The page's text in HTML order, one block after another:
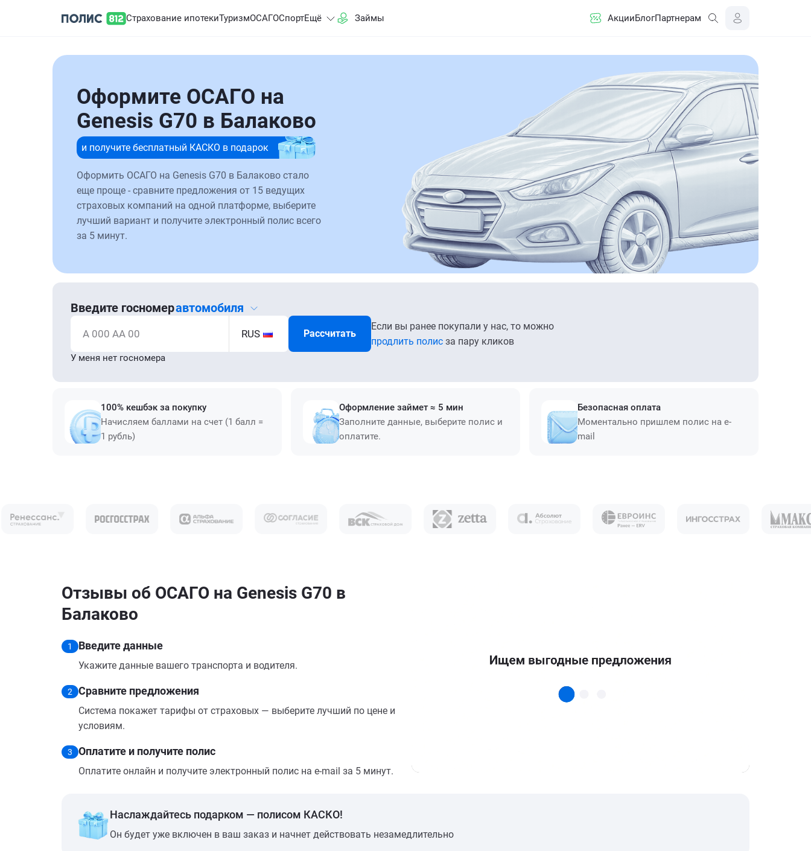
Страхование ипотекиТуризмОСАГОСпортЕщё Займы АкцииБлогПартнерам
Оформите ОСАГО на
Genesis G70 в Балаково
и получите бесплатный КАСКО в подарок
Оформить ОСАГО на Genesis G70 в Балаково стало
еще проще - сравните предложения от 15 ведущих
страховых компаний на одной платформе, выберите
лучший вариант и получите электронный полис всего
за 5 минут.
Введите госномеравтомобиля
А 000 АА 00 RUS Рассчитать
Если вы ранее покупали у нас, то можно
продлить полис за пару кликов
У меня нет госномера
100% кешбэк за покупку
Начисляем баллами на счет (1 балл =
1 рубль)
Оформление займет ≈ 5 мин
Заполните данные, выберите полис и
оплатите.
Безопасная оплата
Моментально пришлем полис на e-
mail
Отзывы об ОСАГО на Genesis G70 в
Балаково
1 Введите данные
Укажите данные вашего транспорта и водителя.
2 Сравните предложения
Система покажет тарифы от страховых — выберите лучший по цене и
условиям.
3 Оплатите и получите полис
Оплатите онлайн и получите электронный полис на e-mail за 5 минут.
Наслаждайтесь подарком — полисом КАСКО!
Он будет уже включен в ваш заказ и начнет действовать незамедлительно